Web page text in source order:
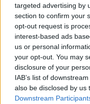
targeted advertising by
section to confirm your
opt-out request is
interest-based ads
us or personal
your opt-out. You may
disclosure of your
IAB’s list of
also be disclosed by us
Downstream